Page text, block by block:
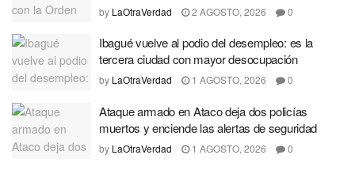
by LaOtraVerdad 2 AGOSTO, 2026 0
Ibagué vuelve al podio del desempleo: es la
tercera ciudad con mayor desocupación
by LaOtraVerdad 1 AGOSTO, 2026 0
Ataque armado en Ataco deja dos policías
muertos y enciende las alertas de seguridad
by LaOtraVerdad 1 AGOSTO, 2026 0